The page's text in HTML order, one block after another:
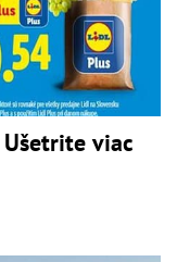
viac